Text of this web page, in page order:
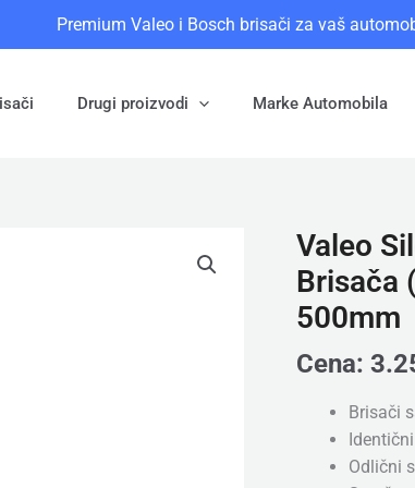
Premium Valeo i Bosch brisači za vaš
Drugi proizvodi Marke Automobila
Valeo
Brisača
500mm
Cena:
Brisači
Odlični
Valeo
Silencio
Flat
(577890)
Set
Prednjih
Brisača
(2kom),